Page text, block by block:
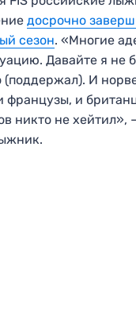
досрочно
сезон. «Многие
Давайте я не
(поддержал). И
французы, и
никто не хейтил»,